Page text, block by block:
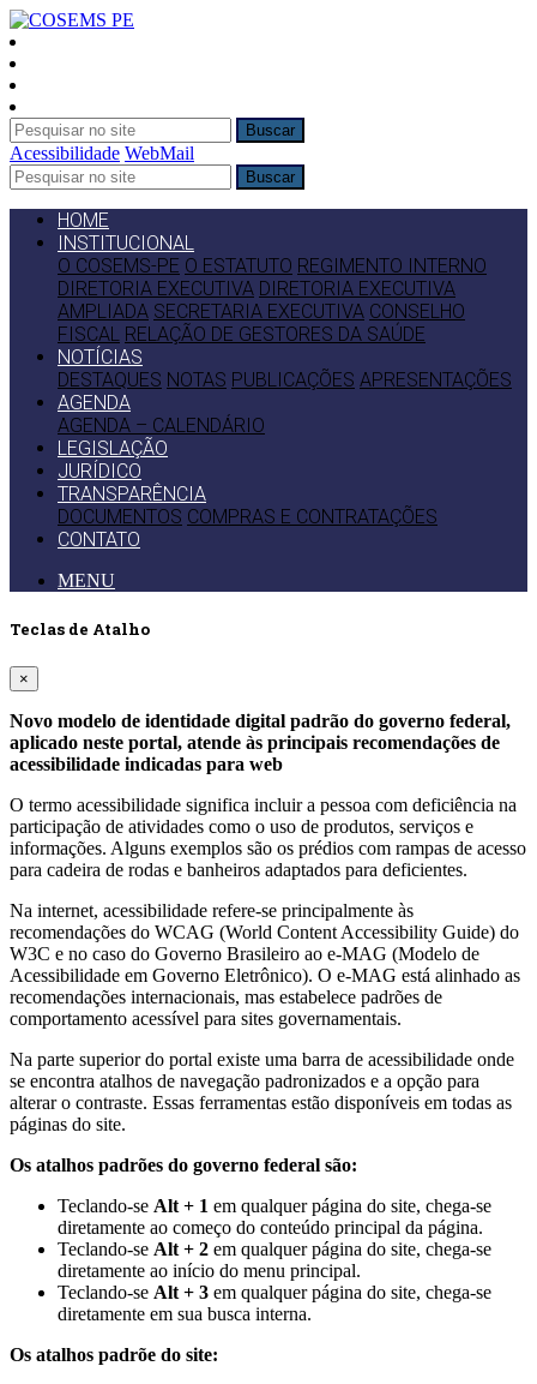
Buscar
Acessibilidade WebMail
Buscar
HOME
INSTITUCIONAL
O COSEMS-PE O ESTATUTO REGIMENTO INTERNO
DIRETORIA EXECUTIVA DIRETORIA EXECUTIVA
AMPLIADA SECRETARIA EXECUTIVA CONSELHO
FISCAL RELAÇÃO DE GESTORES DA SAÚDE
NOTÍCIAS
DESTAQUES NOTAS PUBLICAÇÕES APRESENTAÇÕES
AGENDA
AGENDA – CALENDÁRIO
LEGISLAÇÃO
JURÍDICO
TRANSPARÊNCIA
DOCUMENTOS COMPRAS E CONTRATAÇÕES
CONTATO
MENU
Teclas de Atalho
×
Novo modelo de identidade digital padrão do governo federal,
aplicado neste portal, atende às principais recomendações de
acessibilidade indicadas para web
O termo acessibilidade significa incluir a pessoa com deficiência na
participação de atividades como o uso de produtos, serviços e
informações. Alguns exemplos são os prédios com rampas de acesso
para cadeira de rodas e banheiros adaptados para deficientes.
Na internet, acessibilidade refere-se principalmente às
recomendações do WCAG (World Content Accessibility Guide) do
W3C e no caso do Governo Brasileiro ao e-MAG (Modelo de
Acessibilidade em Governo Eletrônico). O e-MAG está alinhado as
recomendações internacionais, mas estabelece padrões de
comportamento acessível para sites governamentais.
Na parte superior do portal existe uma barra de acessibilidade onde
se encontra atalhos de navegação padronizados e a opção para
alterar o contraste. Essas ferramentas estão disponíveis em todas as
páginas do site.
Os atalhos padrões do governo federal são:
Teclando-se Alt + 1 em qualquer página do site, chega-se
diretamente ao começo do conteúdo principal da página.
Teclando-se Alt + 2 em qualquer página do site, chega-se
diretamente ao início do menu principal.
Teclando-se Alt + 3 em qualquer página do site, chega-se
diretamente em sua busca interna.
Os atalhos padrõe do site: